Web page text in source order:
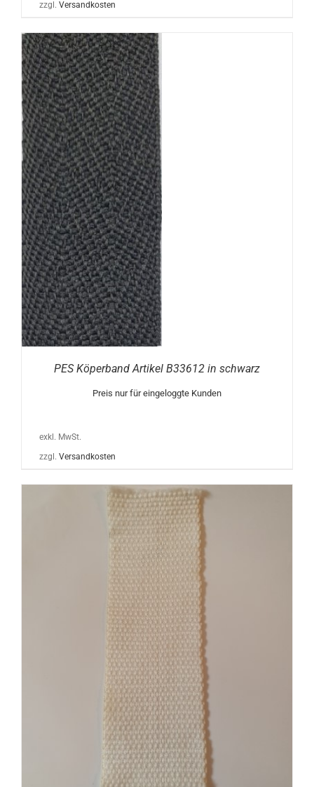
zzgl. Versandkosten
PES Köperband Artikel B33612 in schwarz
Preis nur für eingeloggte Kunden
exkl. MwSt.
zzgl. Versandkosten